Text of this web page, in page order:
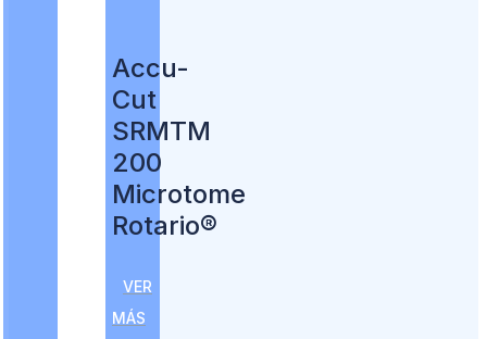
Accu-
Cut
SRMTM
200
Microtome
Rotario®
VER
MÁS